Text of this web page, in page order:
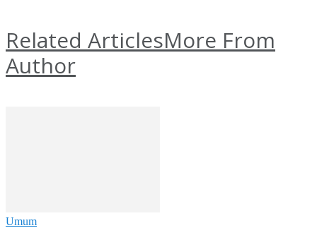
Related ArticlesMore From
Author
Umum